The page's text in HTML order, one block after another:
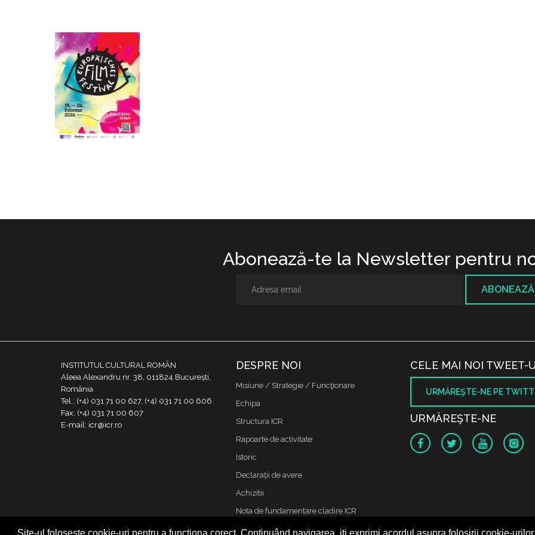
Site-ul folosește cookie-uri pentru a funcționa corect. Continuând navigarea, iți exprimi acordul asupra folosirii cookie-urilor.
Abonează-te la Newsletter pentru
INSTITUTUL CULTURAL ROMÂN
Aleea Alexandru nr. 38, 011824 București,
România
Tel.: (+4) 031 71 00 627, (+4) 031 71 00 606
Fax: (+4) 031 71 00 607
E-mail: icr@icr.ro
DESPRE NOI
Misiune / Strategie / Funcţionare
Echipa
Structura ICR
Rapoarte de activitate
Istoric
Declaraţii de avere
Achizitii
Nota de fundamentare cladire ICR
Contact
CELE MAI NOI TWEET-
URMĂREŞTE-NE PE
URMĂREŞTE-NE